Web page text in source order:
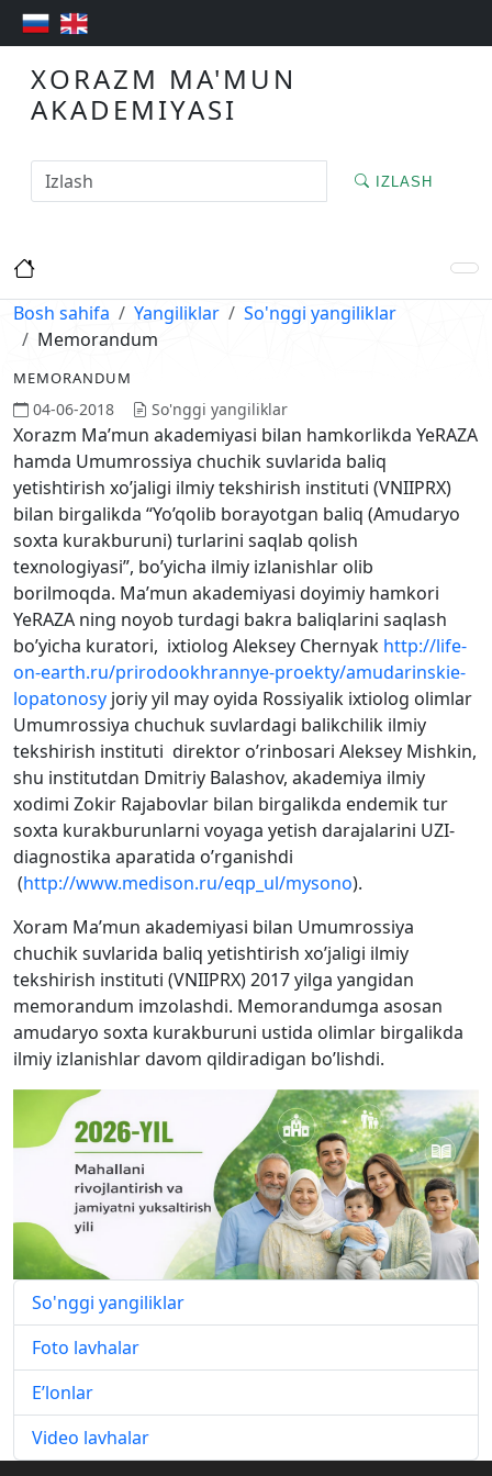
XORAZM MA'MUN
AKADEMIYASI
IZLASH
Bosh sahifa Yangiliklar
So'nggi yangiliklar
Memorandum
MEMORANDUM
04-06-2018 So'nggi yangiliklar
Xorazm Ma’mun akademiyasi bilan hamkorlikda YeRAZA
hamda Umumrossiya chuchik suvlarida baliq
yetishtirish xo’jaligi ilmiy tekshirish instituti (VNIIPRX)
bilan birgalikda “Yo’qolib borayotgan baliq (Amudaryo
soxta kurakburuni) turlarini saqlab qolish
texnologiyasi”, bo’yicha ilmiy izlanishlar olib
borilmoqda. Ma’mun akademiyasi doyimiy hamkori
YeRAZA ning noyob turdagi bakra baliqlarini saqlash
bo’yicha kuratori, ixtiolog Aleksey Chernyak http://life-
on-earth.ru/prirodookhrannye-proekty/amudarinskie-
lopatonosy joriy yil may oyida Rossiyalik ixtiolog olimlar
Umumrossiya chuchuk suvlardagi balikchilik ilmiy
tekshirish instituti direktor o’rinbosari Aleksey Mishkin,
shu institutdan Dmitriy Balashov, akademiya ilmiy
xodimi Zokir Rajabovlar bilan birgalikda endemik tur
soxta kurakburunlarni voyaga yetish darajalarini UZI-
diagnostika aparatida o’rganishdi
(http://www.medison.ru/eqp_ul/mysono).
Xoram Ma’mun akademiyasi bilan Umumrossiya
chuchik suvlarida baliq yetishtirish xo’jaligi ilmiy
tekshirish instituti (VNIIPRX) 2017 yilga yangidan
memorandum imzolashdi. Memorandumga asosan
amudaryo soxta kurakburuni ustida olimlar birgalikda
ilmiy izlanishlar davom qildiradigan bo’lishdi.
So'nggi yangiliklar
Foto lavhalar
E’lonlar
Video lavhalar